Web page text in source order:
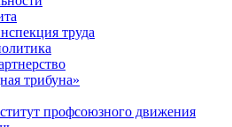
труда
трибуна»
профсоюзного движения